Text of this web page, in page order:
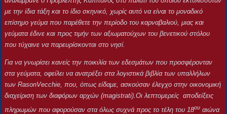
με την ίδια τάξη και το ίδιο σκηνικό, χωρίς αυτό να είναι το μοναδικό
επίσημο γεύμα που παρέθετε την περίοδο του καρναβαλιού, μιας και
γεύματα έδινε και προς τιμήν των αξιωματούχων του βενετικού στόλου
που τύχαινε να παρευρίσκονται στο νησί.
Για να γνωρίσει κανείς την ποικιλία των εδεσμάτων που προσφέρονταν
στα γεύματα, οφείλει να ανατρέξει στα λογιστικά βιβλία των υπαλλήλων
τωνRasonVecchie, που, όπως είδαμε, ασκούσαν έλεγχο στην οικονομική
διαχείριση των διαφόρων αρχών (magistrati).Oι λεπτομερείς αποδείξεις
πληρωμών που αφορούσαν στα όλως συχνά προς το τέλη του 18ου αιώνα